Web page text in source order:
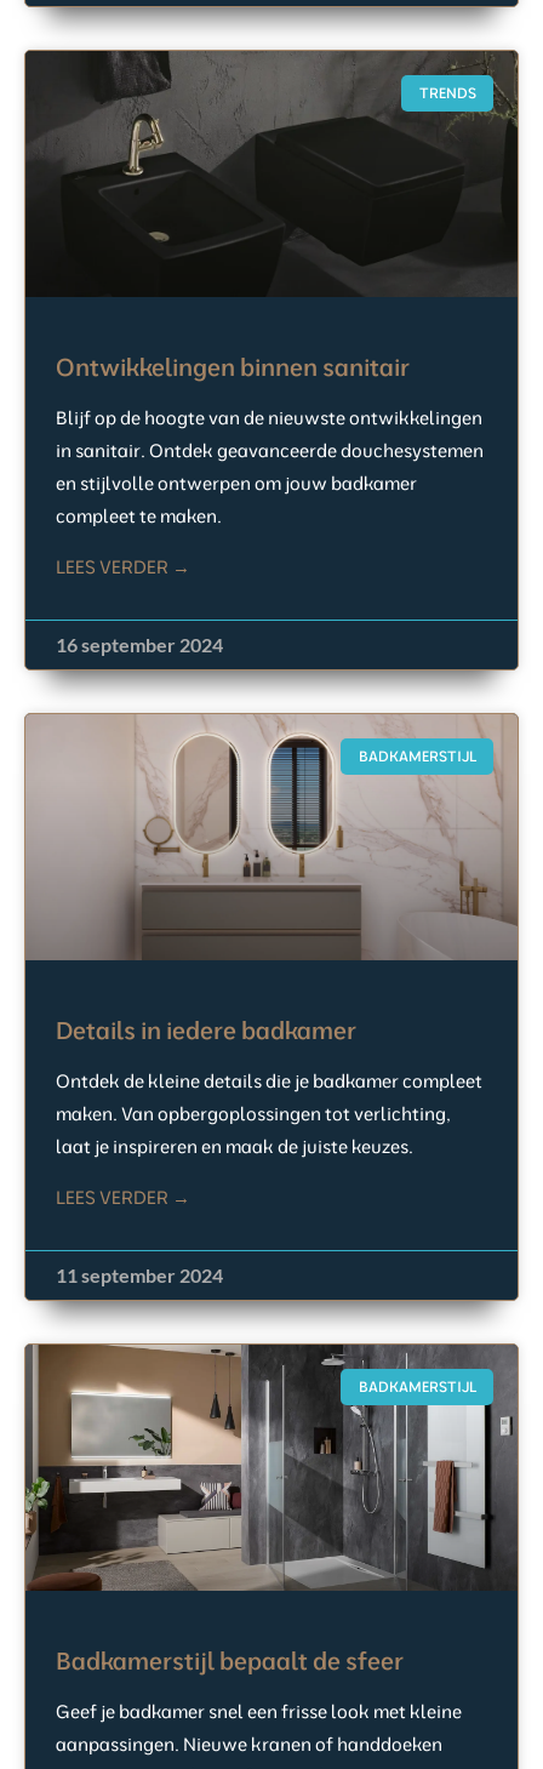
TRENDS
Ontwikkelingen binnen sanitair
Blijf op de hoogte van de nieuwste ontwikkelingen
in sanitair. Ontdek geavanceerde douchesystemen
en stijlvolle ontwerpen om jouw badkamer
compleet te maken.
LEES VERDER →
16 september 2024
BADKAMERSTIJL
Details in iedere badkamer
Ontdek de kleine details die je badkamer compleet
maken. Van opbergoplossingen tot verlichting,
laat je inspireren en maak de juiste keuzes.
LEES VERDER →
11 september 2024
BADKAMERSTIJL
Badkamerstijl bepaalt de sfeer
Geef je badkamer snel een frisse look met kleine
aanpassingen. Nieuwe kranen of handdoeken